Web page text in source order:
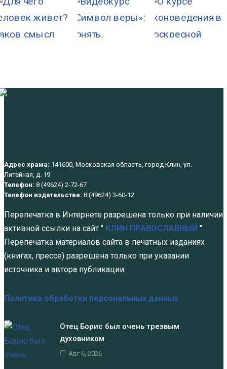
Адрес храма: 141600, Московская область, город Клин, ул.
Литейная, д. 19
Телефон: 8 (49624) 2-72-67
Телефон издательства: 8 (49624) 3-60-12
Перепечатка в Интернете разрешена только при наличии
активной ссылки на сайт " КЛИН ПРАВОСЛАВНЫЙ ".
Перепечатка материалов сайта в печатных изданиях
(книгах, прессе) разрешена только при указании
источника и автора публикации.
Политика обработки персональных данных
Отец Борис был очень трезвым
духовником
Авг 6, 2026